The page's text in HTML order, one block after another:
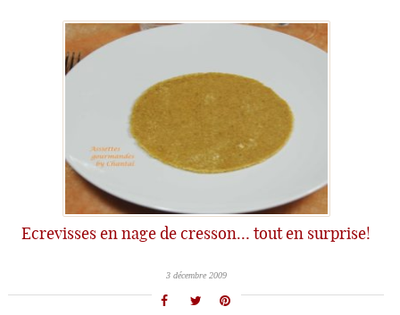
Ecrevisses en nage de cresson… tout en surprise!
3 décembre 2009